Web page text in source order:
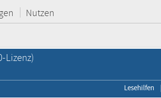
Nutzen
Lizenz)
Lesehilfen